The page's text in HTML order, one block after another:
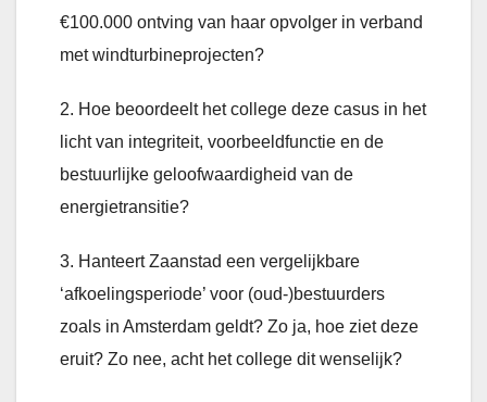
€100.000 ontving van haar opvolger in verband
met windturbineprojecten?
2. Hoe beoordeelt het college deze casus in het
licht van integriteit, voorbeeldfunctie en de
bestuurlijke geloofwaardigheid van de
energietransitie?
3. Hanteert Zaanstad een vergelijkbare
‘afkoelingsperiode’ voor (oud-)bestuurders
zoals in Amsterdam geldt? Zo ja, hoe ziet deze
eruit? Zo nee, acht het college dit wenselijk?